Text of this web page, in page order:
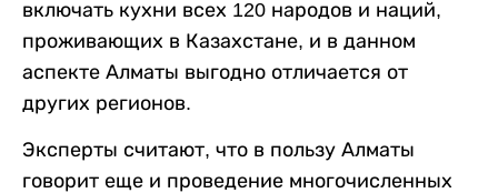
включать кухни всех 120 народов и наций,
проживающих в Казахстане, и в данном
аспекте Алматы выгодно отличается от
других регионов.
Эксперты считают, что в пользу Алматы
говорит еще и проведение многочисленных